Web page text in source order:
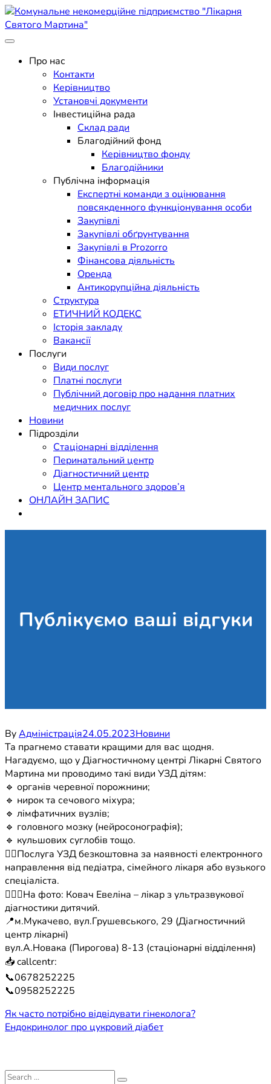
Skip
to
content
Комунальне некомерційне
підприємство "Лікарня
Святого Мартина"
Поліклініка Мукачево
Про нас
Контакти
Керівництво
Установчі документи
Інвестиційна рада
Склад ради
Благодійний фонд
Керівництво фонду
Благодійники
Публічна інформація
Експертні команди з оцінювання
повсякденного функціонування особи
Закупівлі
Закупівлі обґрунтування
Закупівлі в Prozorro
Фінансова діяльність
Оренда
Антикорупційна діяльність
Структура
ЕТИЧНИЙ КОДЕКС
Історія закладу
Вакансії
Послуги
Види послуг
Платні послуги
Публічний договір про надання платних
медичних послуг
Новини
Підрозділи
Стаціонарні відділення
Перинатальний центр
Діагностичний центр
Центр ментального здоров’я
ОНЛАЙН ЗАПИС
Публікуємо ваші відгуки
ByАдміністрація24.05.2023Новини
Та прагнемо ставати кращими для вас щодня.
Нагадуємо, що у Діагностичному центрі Лікарні Святого
Мартина ми проводимо такі види УЗД дітям:
🔹 органів черевної порожнини;
🔹 нирок та сечового міхура;
🔹 лімфатичних вузлів;
🔹 головного мозку (нейросонографія);
🔹 кульшових суглобів тощо.
☝🏼Послуга УЗД безкоштовна за наявності електронного
направлення від педіатра, сімейного лікаря або вузького
спеціаліста.
👩🏻‍⚕️На фото: Ковач Евеліна – лікар з ультразвукової
діагностики дитячий.
📍м.Мукачево, вул.Грушевського, 29 (Діагностичний
центр лікарні)
вул.А.Новака (Пирогова) 8-13 (стаціонарні відділення)
📥 callcentr:
📞0678252225
📞0958252225
Навігація
записів
Як часто потрібно відвідувати гінеколога?
Ендокринолог про цукровий діабет
Search